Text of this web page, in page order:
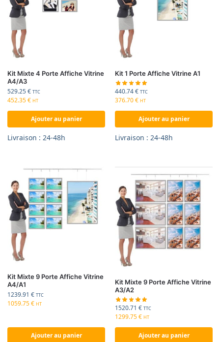
Kit Mixte 4 Porte Affiche Vitrine
A4/A3
529.25€ TTC
452.35€ HT
Ajouter au panier
Livraison : 24-48h
Kit 1 Porte Affiche Vitrine A1
440.74€ TTC
376.70€ HT
Ajouter au panier
Livraison : 24-48h
Kit Mixte 9 Porte Affiche Vitrine
A4/A1
1239.91 € TTC
1059.75€ HT
Ajouter au panier
Kit Mixte 9 Porte Affiche Vitrine
A3/A2
1520.71 € TTC
1299.75€ HT
Ajouter au panier